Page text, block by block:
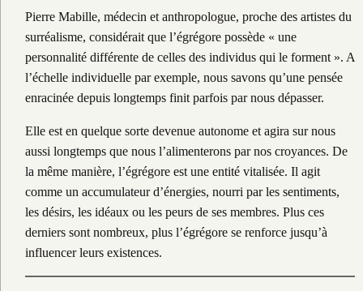
Pierre Mabille, médecin et anthropologue, proche des artistes du
surréalisme, considérait que l’égrégore possède « une
personnalité différente de celles des individus qui le forment ». A
l’échelle individuelle par exemple, nous savons qu’une pensée
enracinée depuis longtemps finit parfois par nous dépasser.
Elle est en quelque sorte devenue autonome et agira sur nous
aussi longtemps que nous l’alimenterons par nos croyances. De
la même manière, l’égrégore est une entité vitalisée. Il agit
comme un accumulateur d’énergies, nourri par les sentiments,
les désirs, les idéaux ou les peurs de ses membres. Plus ces
derniers sont nombreux, plus l’égrégore se renforce jusqu’à
influencer leurs existences.